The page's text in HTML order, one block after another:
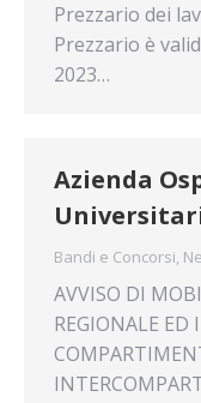
Prezzario dei
Prezzario è
2023…
Azienda
Bandi e Concorsi,
AVVISO DI
REGIONALE ED